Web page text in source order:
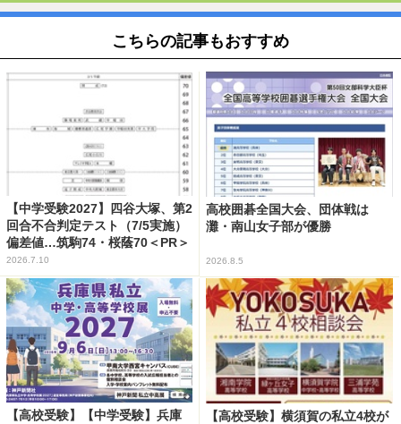
こちらの記事もおすすめ
【中学受験2027】四谷大塚、第2
回合不合判定テスト（7/5実施）
偏差値…筑駒74・桜蔭70＜PR＞
2026.7.10
高校囲碁全国大会、団体戦は
灘・南山女子部が優勝
2026.8.5
【高校受験】【中学受験】兵庫
【高校受験】横須賀の私立4校が